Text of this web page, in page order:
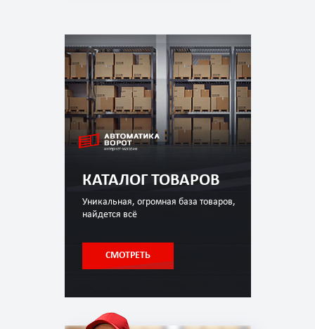
КАТАЛОГ ТОВАРОВ
Уникальная, огромная база товаров,
найдется всё
СМОТРЕТЬ